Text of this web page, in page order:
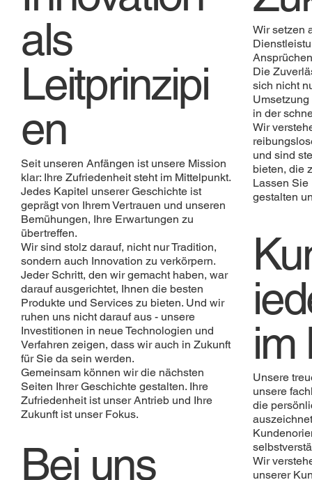
als
Leitprinzipi
en
Seit unseren Anfängen ist unsere Mission
klar: Ihre Zufriedenheit steht im Mittelpunkt.
Jedes Kapitel unserer Geschichte ist
geprägt von Ihrem Vertrauen und unseren
Bemühungen, Ihre Erwartungen zu
übertreffen.
Wir sind stolz darauf, nicht nur Tradition,
sondern auch Innovation zu verkörpern.
Jeder Schritt, den wir gemacht haben, war
darauf ausgerichtet, Ihnen die besten
Produkte und Services zu bieten. Und wir
ruhen uns nicht darauf aus - unsere
Investitionen in neue Technologien und
Verfahren zeigen, dass wir auch in Zukunft
für Sie da sein werden.
Gemeinsam können wir die nächsten
Seiten Ihrer Geschichte gestalten. Ihre
Zufriedenheit ist unser Antrieb und Ihre
Zukunft ist unser Fokus.
Bei uns
Wir setzen
Die
sich nicht
in der
Wir
und sind
bieten, die
Lassen Sie
gestalten
im
Unsere
unsere
die
Wir
unserer